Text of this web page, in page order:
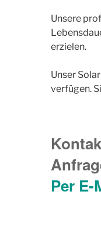
Unsere
erzielen.
Unser
verfügen.
Per E-